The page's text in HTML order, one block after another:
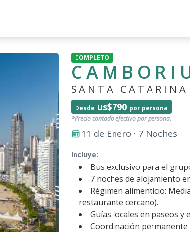
COMPLETO
SANTA CATARINA
Desde us$790 por persona
*Precio contado efectivo por persona.
11 de Enero · 7 Noches
Incluye:
Bus exclusivo para el
7 noches de alojamiento
Régimen alimenticio:
restaurante cercano).
Guías locales en paseos y
Coordinación